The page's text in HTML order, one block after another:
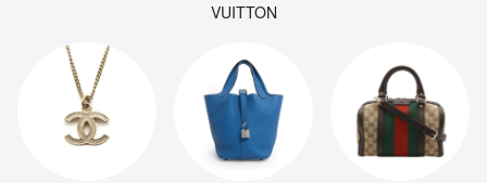
VUITTON